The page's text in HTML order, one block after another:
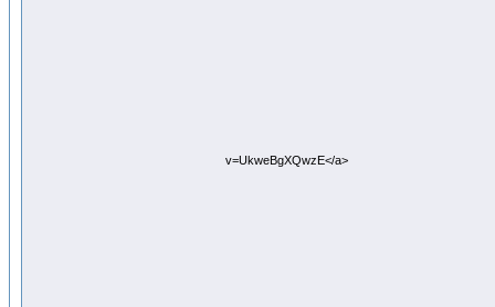
v=UkweBgXQwzE</a>